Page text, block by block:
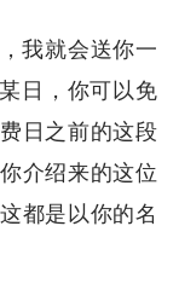
我就会送你一
日，你可以免
日之前的这段
介绍来的这位
都是以你的名